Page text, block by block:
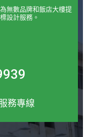
無數品牌和飯店大樓提
設計服務。
務專線